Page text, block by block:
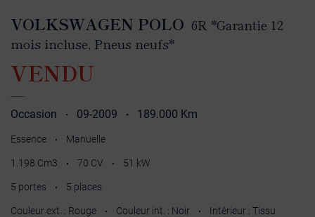
VOLKSWAGEN POLO 6R *Garantie 12
mois incluse, Pneus neufs*
VENDU
Occasion • 09-2009 • 189.000 Km
Essence • Manuelle
1.198 Cm3 • 70 CV • 51 kW
5 portes • 5 places
Couleur ext. : Rouge • Couleur int. : Noir • Intérieur : Tissu